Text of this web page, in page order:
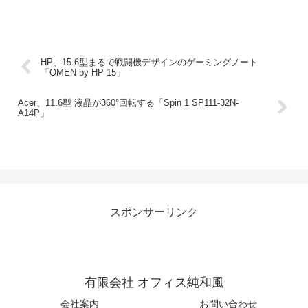
HP、15.6型まるで戦闘機デザインのゲーミングノート
「OMEN by HP 15」
Acer、11.6型 液晶が360°回転する「Spin 1 SP111-32N-
A14P」
スポンサーリンク
有限会社 オフィス純和風
会社案内 お問い合わせ